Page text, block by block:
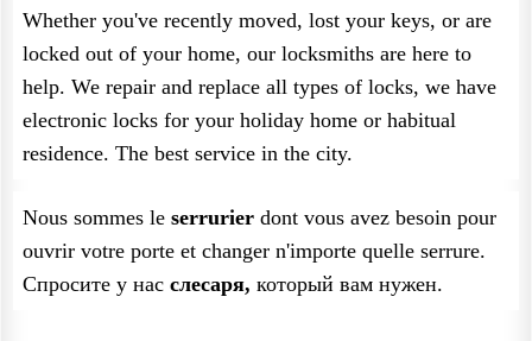
Whether you've recently moved, lost your keys, or are
locked out of your home, our locksmiths are here to
help. We repair and replace all types of locks, we have
electronic locks for your holiday home or habitual
residence. The best service in the city.
Nous sommes le serrurier dont vous avez besoin pour
ouvrir votre porte et changer n'importe quelle serrure.
Спросите у нас слесаря, который вам нужен.